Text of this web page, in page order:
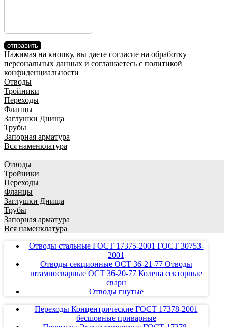
отправить
Нажимая на кнопку, вы даете согласие на обработку
персональных данных и соглашаетесь c политикой
конфиденциальности
Отводы
Тройники
Переходы
Фланцы
Заглушки Днища
Трубы
Запорная арматура
Вся наменклатура
Отводы
Тройники
Переходы
Фланцы
Заглушки Днища
Трубы
Запорная арматура
Вся наменклатура
Отводы стальные ГОСТ 17375-2001 ГОСТ 30753-
2001
Отводы секционные ОСТ 36-21-77 Отводы
штампосварные ОСТ 36-20-77 Колена секторные
сварн
Отводы гнутые
Переходы Концентрические ГОСТ 17378-2001
бесшовные приварные